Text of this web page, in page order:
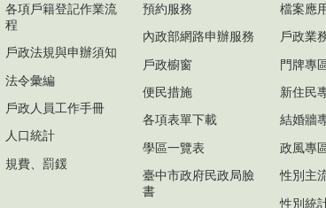
各項戶籍登記作業流
程
戶政法規與申辦須知
法令彙編
戶政人員工作手冊
人口統計
規費、罰鍰
預約服務
內政部網路申辦服務
戶政櫥窗
便民措施
各項表單下載
學區一覽表
臺中市政府民政局臉
書
檔案應
戶政業
門牌專
新住民
結婚牆
政風專
性別主
性別統